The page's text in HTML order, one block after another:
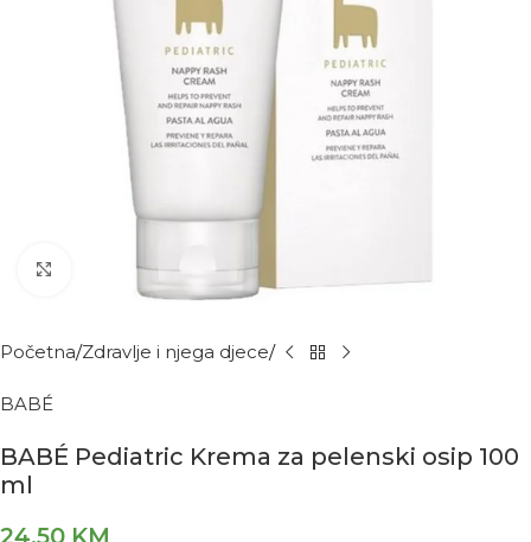
Kliknite za povećanje
Početna Zdravlje i njega djece
BABÉ
BABÉ Pediatric Krema za pelenski osip 100
ml
24,50 KM